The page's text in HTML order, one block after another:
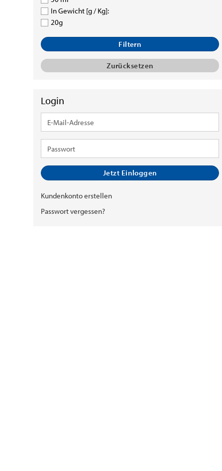
In Gewicht [g / Kg]:
20g
Filtern
Zurücksetzen
Login
E-
Mail-
Passwort
Jetzt Einloggen
Kundenkonto erstellen
Passwort vergessen?